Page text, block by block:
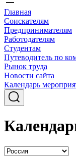
Главная
Соискателям
Предпринимателям
Работодателям
Студентам
Путеводитель по
Рынок труда
Новости сайта
Календарь